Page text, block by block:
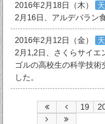
2016年2月18日（木）
2月16日、アルデバラン
2016年2月12日（金）
2月1,2日、さくらサイエ
ゴルの高校生の科学技術
した。
19